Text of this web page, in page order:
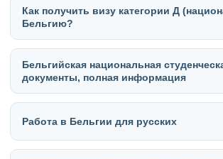
Как получить визу категории Д
Бельгию?
Бельгийская национальная
документы, полная информация
Работа в Бельгии для русских